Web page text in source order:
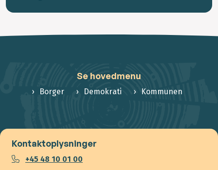
Se hovedmenu
Borger Demokrati Kommunen
Kontaktoplysninger
+45 48 10 01 00